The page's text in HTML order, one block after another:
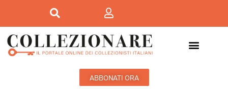
ABBONATI ORA